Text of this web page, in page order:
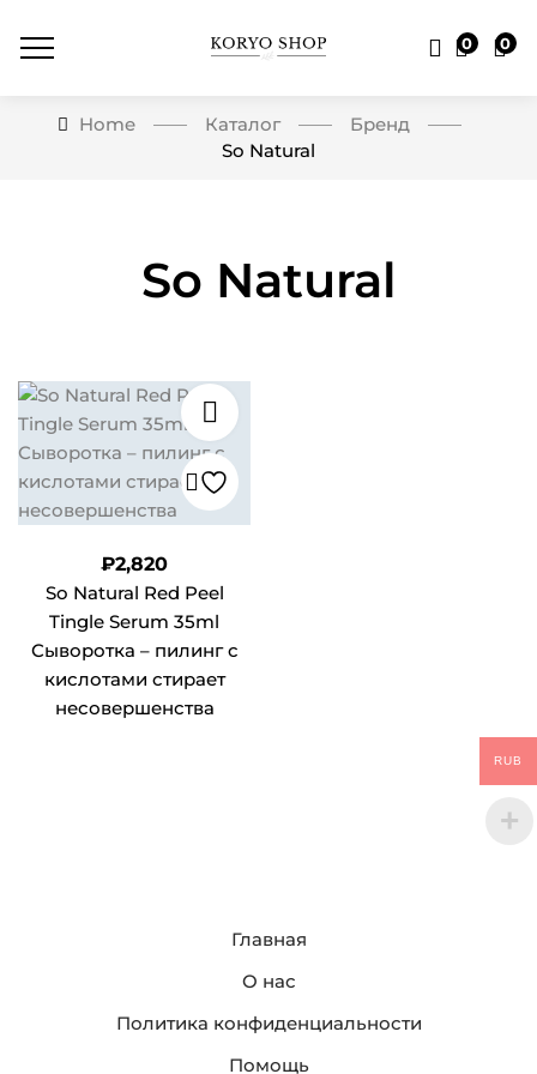
0 0
Home Каталог
Бренд
So Natural
So Natural
₽2,820
So Natural Red Peel
Tingle Serum 35ml
Сыворотка – пилинг с
кислотами стирает
несовершенства
Главная
О нас
Политика конфиденциальности
Помощь
RUB